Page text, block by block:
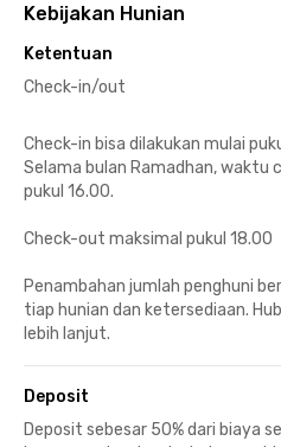
Kebijakan Hunian
Ketentuan
Check-in/out
Check-in bisa dilakukan mulai
Selama bulan Ramadhan, waktu
pukul 16.00.
Check-out maksimal pukul 18.00
Penambahan jumlah penghuni
tiap hunian dan ketersediaan.
lebih lanjut.
Deposit
Deposit sebesar 50% dari biaya